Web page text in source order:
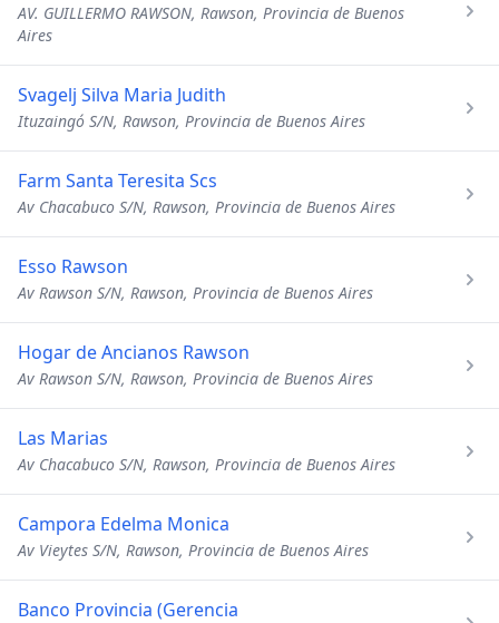
AV. GUILLERMO RAWSON, Rawson, Provincia de Buenos
Aires
Svagelj Silva Maria Judith
Ituzaingó S/N, Rawson, Provincia de Buenos Aires
Farm Santa Teresita Scs
Av Chacabuco S/N, Rawson, Provincia de Buenos Aires
Esso Rawson
Av Rawson S/N, Rawson, Provincia de Buenos Aires
Hogar de Ancianos Rawson
Av Rawson S/N, Rawson, Provincia de Buenos Aires
Las Marias
Av Chacabuco S/N, Rawson, Provincia de Buenos Aires
Campora Edelma Monica
Av Vieytes S/N, Rawson, Provincia de Buenos Aires
Banco Provincia (Gerencia